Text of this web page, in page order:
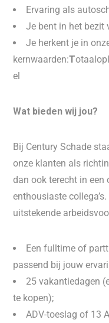
Ervaring als
Je bent in het bezit
Je herkent je in
kernwaarden:T
el
Wat bieden wij jou?
Bij Century Schade
onze klanten als
dan ook terecht in een
enthousiaste
uitstekende
Een fulltime of
passend bij jouw
25 vakantiedagen
te kopen);
ADV-toeslag of 13